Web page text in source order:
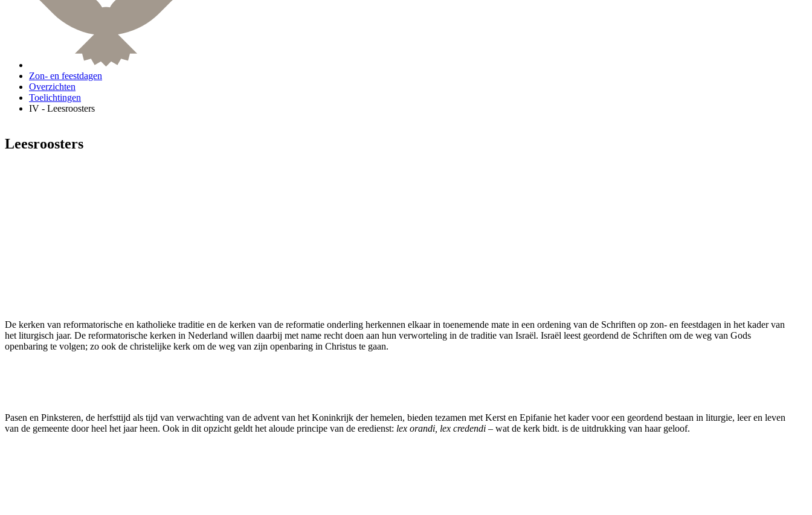
Zon- en feestdagen
Overzichten
Toelichtingen
IV - Leesroosters
Leesroosters
De kerken van reformatorische en katholieke traditie en de kerken van de reformatie onderling herkennen elkaar in toenemende mate in een ordening van de Schriften op zon- en feestdagen in het kader van
het liturgisch jaar. De reformatorische kerken in Nederland willen daarbij met name recht doen aan hun verworteling in de traditie van Israël. Israël leest geordend de Schriften om de weg van Gods
openbaring te volgen; zo ook de christelijke kerk om de weg van zijn openbaring in Christus te gaan.
Pasen en Pinksteren, de herfsttijd als tijd van verwachting van de advent van het Koninkrijk der hemelen, bieden tezamen met Kerst en Epifanie het kader voor een geordend bestaan in liturgie, leer en leven
van de gemeente door heel het jaar heen. Ook in dit opzicht geldt het aloude principe van de eredienst: lex orandi, lex credendi – wat de kerk bidt. is de uitdrukking van haar geloof.